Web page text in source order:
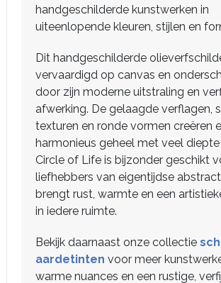
handgeschilderde kunstwerken in
uiteenlopende kleuren, stijlen en
Dit handgeschilderde
vervaardigd op canvas en
door zijn moderne uitstraling en
afwerking. De gelaagde verflagen,
texturen en ronde vormen creëren
harmonieus geheel met veel diepte
Circle of Life is bijzonder geschikt
liefhebbers van eigentijdse
brengt rust, warmte en een
in iedere ruimte.
Bekijk daarnaast onze collectie
aardetinten voor meer
warme nuances en een rustige,